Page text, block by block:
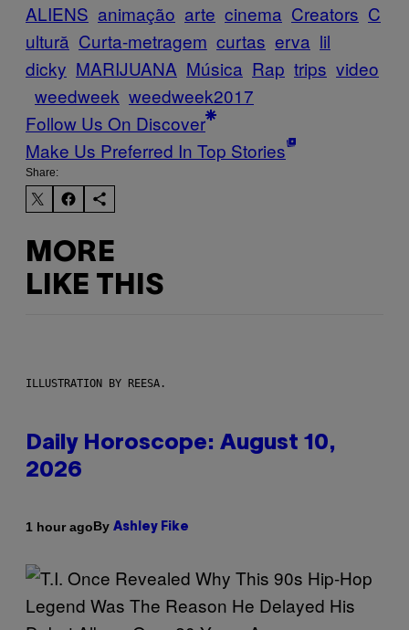
ALIENS animação arte cinema Creators C
ultură Curta-metragem curtas erva lil
dicky MARIJUANA Música Rap trips video
weedweek weedweek2017
Follow Us On Discover
Make Us Preferred In Top Stories
Share:
MORE
LIKE THIS
ILLUSTRATION BY REESA.
Daily Horoscope: August 10,
2026
1 hour agoBy Ashley Fike